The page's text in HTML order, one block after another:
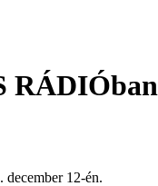
RÁDIÓban
12-én.